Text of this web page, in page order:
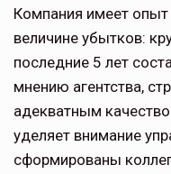
Компания имеет опыт
величине убытков:
последние 5 лет
мнению агентства,
адекватным
уделяет внимание
сформированы